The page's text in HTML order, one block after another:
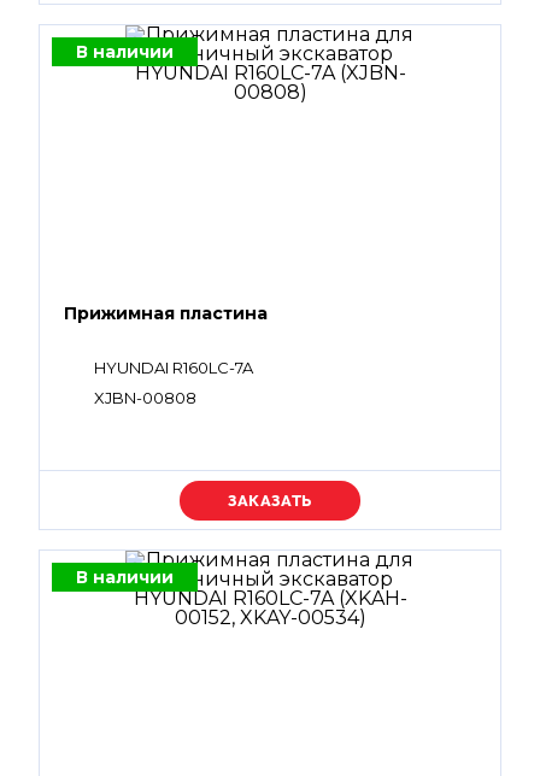
В наличии
Прижимная пластина
HYUNDAI R160LC-7A
XJBN-00808
Уточняйте цену
В наличии